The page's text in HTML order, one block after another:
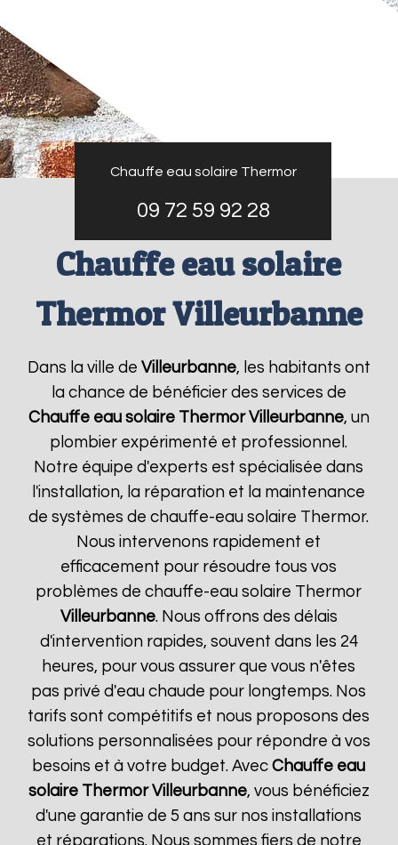
Chauffe eau solaire Thermor
09 72 59 92 28
Chauffe eau solaire
Thermor Villeurbanne
Dans la ville de Villeurbanne, les habitants ont
la chance de bénéficier des services de
Chauffe eau solaire Thermor Villeurbanne, un
plombier expérimenté et professionnel.
Notre équipe d'experts est spécialisée dans
l'installation, la réparation et la maintenance
de systèmes de chauffe-eau solaire Thermor.
Nous intervenons rapidement et
efficacement pour résoudre tous vos
problèmes de chauffe-eau solaire Thermor
Villeurbanne. Nous offrons des délais
d'intervention rapides, souvent dans les 24
heures, pour vous assurer que vous n'êtes
pas privé d'eau chaude pour longtemps. Nos
tarifs sont compétitifs et nous proposons des
solutions personnalisées pour répondre à vos
besoins et à votre budget. AvecChauffe eau
solaire Thermor Villeurbanne, vous bénéficiez
d'une garantie de 5 ans sur nos installations
et réparations. Nous sommes fiers de notre